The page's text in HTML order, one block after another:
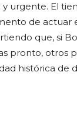
urgente. El
de actuar
que, si
pronto, otros
histórica de